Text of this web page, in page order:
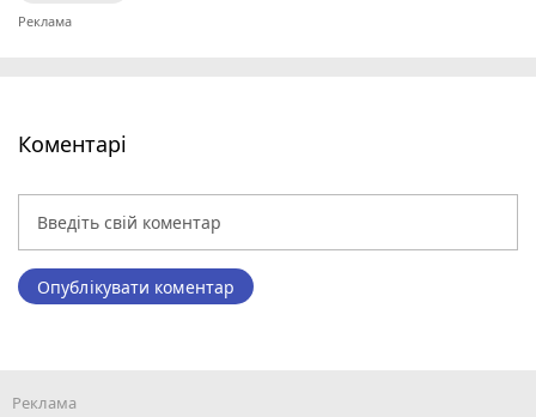
Коментарі
Опублікувати коментар